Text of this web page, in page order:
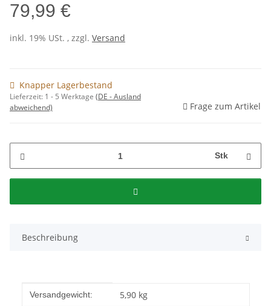
79,99 €
inkl. 19% USt. , zzgl. Versand
Knapper Lagerbestand
Lieferzeit: 1 - 5 Werktage (DE - Ausland
abweichend)
Frage zum Artikel
Stk
Beschreibung
Produkteigenschaft
Wert
Versandgewicht: 5,90 kg